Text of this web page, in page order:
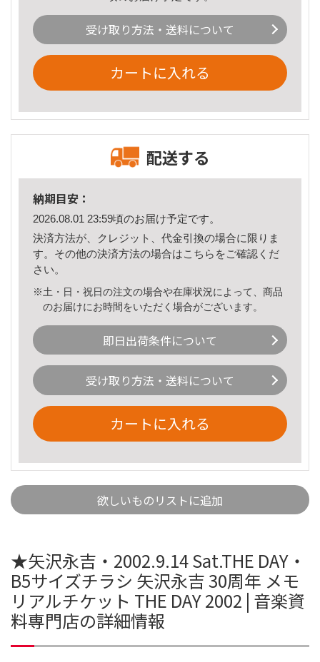
受け取り方法・送料について
カートに入れる
配送する
納期目安：
2026.08.01 23:59頃のお届け予定です。
決済方法が、クレジット、代金引換の場合に限りま
す。その他の決済方法の場合はこちら をご確認くだ
さい。
※土・日・祝日の注文の場合や在庫状況によって、商品
のお届けにお時間をいただく場合がございます。
即日出荷条件について
受け取り方法・送料について
カートに入れる
欲しいものリストに追加
★矢沢永吉・2002.9.14 Sat.THE DAY・
B5サイズチラシ 矢沢永吉 30周年 メモ
リアルチケット THE DAY 2002 | 音楽資
料専門店の詳細情報